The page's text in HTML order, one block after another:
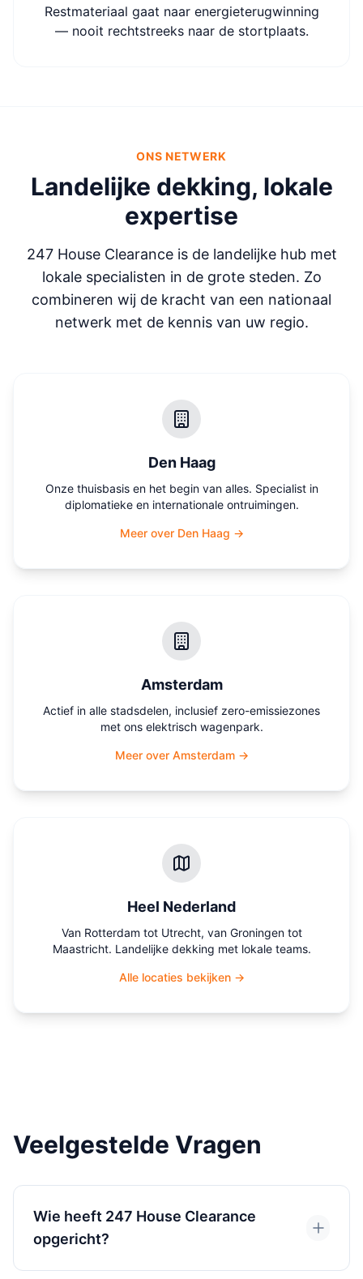
Restmateriaal gaat naar energieterugwinning
— nooit rechtstreeks naar de stortplaats.
ONS NETWERK
Landelijke dekking, lokale
expertise
247 House Clearance is de landelijke hub met
lokale specialisten in de grote steden. Zo
combineren wij de kracht van een nationaal
netwerk met de kennis van uw regio.
Den Haag
Onze thuisbasis en het begin van alles. Specialist in
diplomatieke en internationale ontruimingen.
Meer over Den Haag →
Amsterdam
Actief in alle stadsdelen, inclusief zero-emissiezones
met ons elektrisch wagenpark.
Meer over Amsterdam →
Heel Nederland
Van Rotterdam tot Utrecht, van Groningen tot
Maastricht. Landelijke dekking met lokale teams.
Alle locaties bekijken →
Veelgestelde Vragen
Wie heeft 247 House Clearance
opgericht?